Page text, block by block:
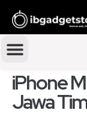
iPhone
Jawa